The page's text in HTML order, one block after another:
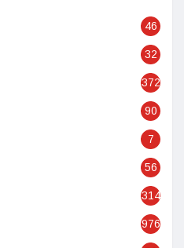
46
32
372
90
7
56
314
976